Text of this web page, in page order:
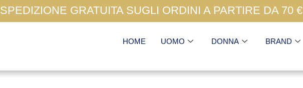
SPEDIZIONE GRATUITA SUGLI ORDINI A PARTIRE DA 70 €
HOME UOMO DONNA BRAND